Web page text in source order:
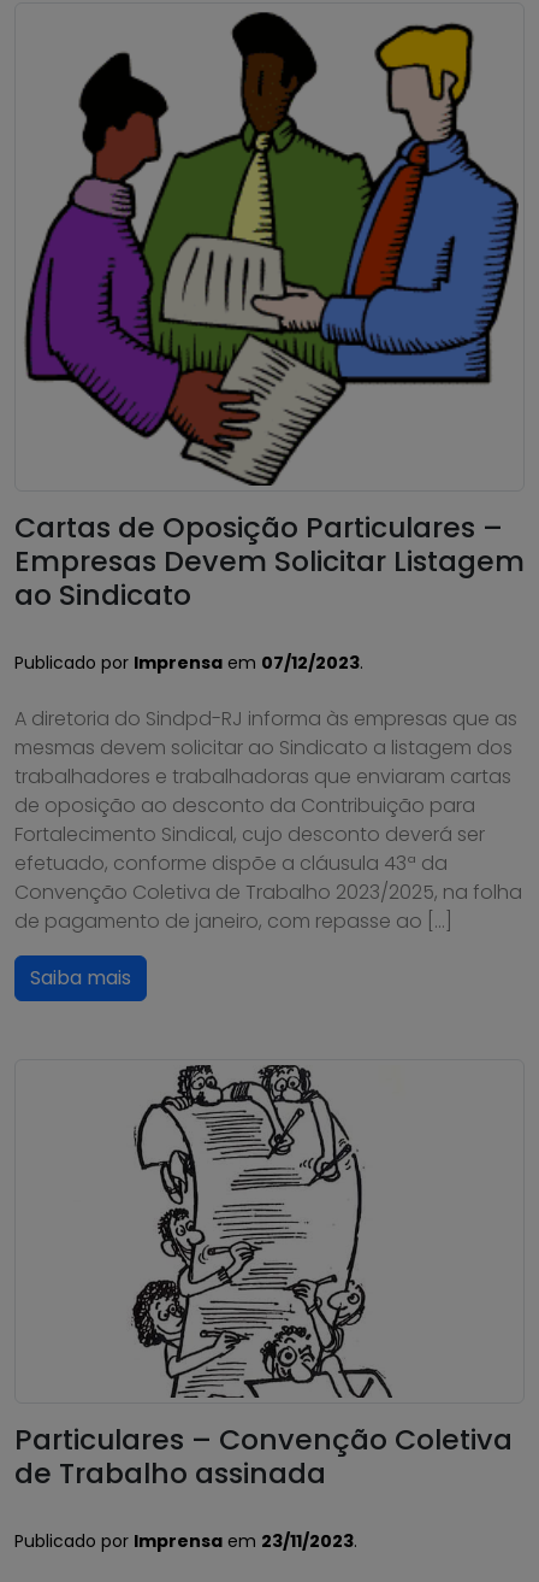
Cartas de Oposição Particulares –
Empresas Devem Solicitar Listagem
ao Sindicato
Publicado por Imprensa em 07/12/2023.
A diretoria do Sindpd-RJ informa às empresas que as
mesmas devem solicitar ao Sindicato a listagem dos
trabalhadores e trabalhadoras que enviaram cartas
de oposição ao desconto da Contribuição para
Fortalecimento Sindical, cujo desconto deverá ser
efetuado, conforme dispõe a cláusula 43ª da
Convenção Coletiva de Trabalho 2023/2025, na folha
de pagamento de janeiro, com repasse ao […]
Saiba mais
Particulares – Convenção Coletiva
de Trabalho assinada
Publicado por Imprensa em 23/11/2023.